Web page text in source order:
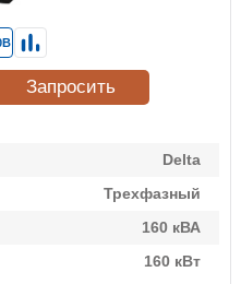
Delta
Трехфазный
160 кВА
160 кВт
Запросить